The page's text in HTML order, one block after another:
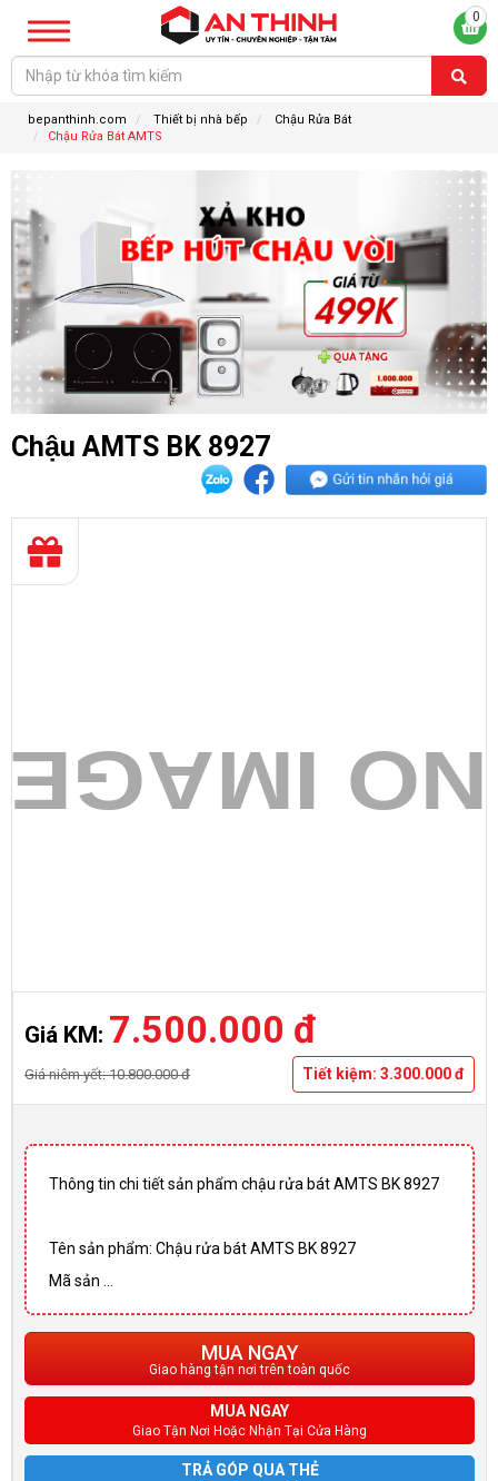
0
bepanthinh.com Thiết bị nhà bếp
Chậu Rửa Bát
Chậu Rửa Bát AMTS
Chậu AMTS BK 8927
Giá KM: 7.500.000 đ
Giá niêm yết: 10.800.000 đ Tiết kiệm: 3.300.000 đ
Thông tin chi tiết sản phẩm chậu rửa bát AMTS BK 8927
Tên sản phẩm: Chậu rửa bát AMTS BK 8927
Mã sản ...
MUA NGAY
Giao hàng tận nơi trên toàn quốc
MUA NGAY
Giao Tận Nơi Hoặc Nhận Tại Cửa Hàng
TRẢ GÓP QUA THẺ